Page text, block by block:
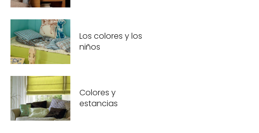
Los colores y los
niños
Colores y
estancias